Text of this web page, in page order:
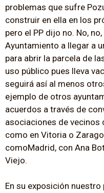
problemas que sufre
construir en ella en los
pero el PP dijo no. No,
Ayuntamiento a llegar a
para abrir la parcela de
uso público pues lleva
seguirá así al menos
ejemplo de otros
acuerdos a través de
asociaciones de vecinos
como en Vitoria o
comoMadrid, con Ana
Viejo.
En su exposición